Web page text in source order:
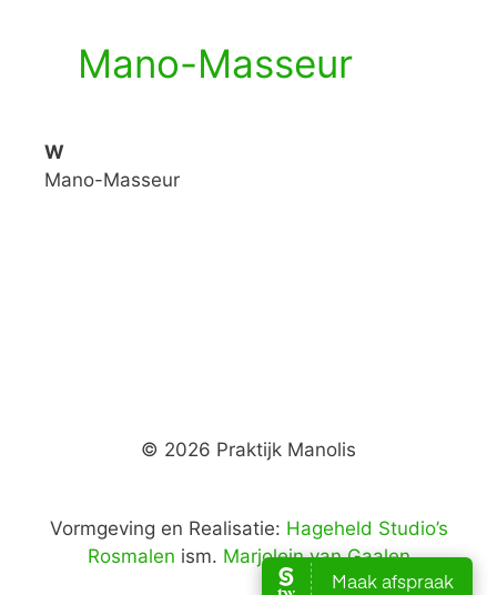
Mano-Masseur
W
Mano-Masseur
© 2026 Praktijk Manolis
Vormgeving en Realisatie: Hageheld Studio’s
Rosmalen ism. Marjolein van Gaalen
Item toegevoegd aan winkelwagen. Afrekenen